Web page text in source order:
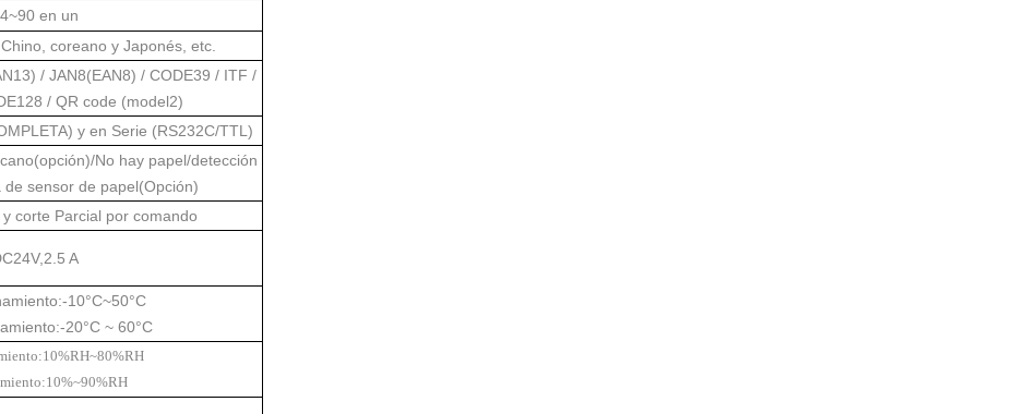
en un
coreano y Japonés, etc.
/ JAN8(EAN8) / CODE39 / ITF /
/ QR code (model2)
y en Serie (RS232C/TTL)
No hay papel/detección
de sensor de papel(Opción)
corte Parcial por comando
A
10°C~50°C
20°C ~ 60°C